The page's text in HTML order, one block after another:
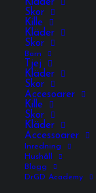
Kläder
Skor
Kille
Kläder
Skor
Barn
Tjej
Kläder
Skor
Accesoarer
Kille
Skor
Kläder
Accessoarer
Inredning
Hushåll
Blogg
DrGD Academy
Vad vi är